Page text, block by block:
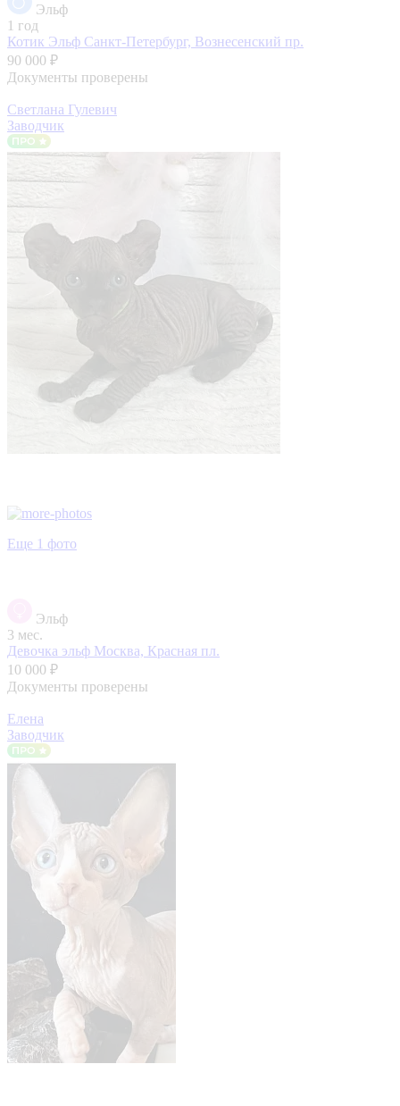
Эльф
1 год
Котик Эльф Санкт-Петербург, Вознесенский пр.
90 000 ₽
Документы проверены
Светлана Гулевич
Заводчик
Еще 1 фото
Эльф
3 мес.
Девочка эльф Москва, Красная пл.
10 000 ₽
Документы проверены
Елена
Заводчик